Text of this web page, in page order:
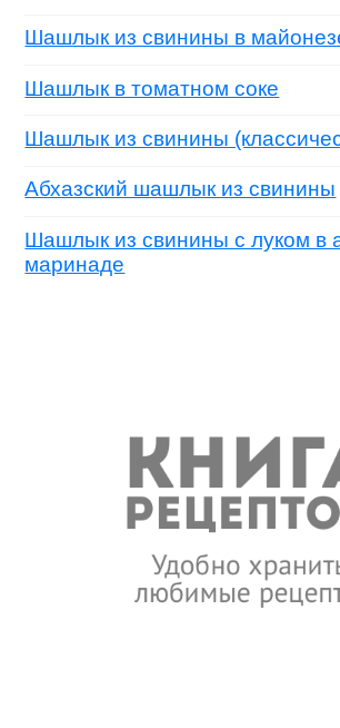
Шашлык из свинины в
Шашлык в томатном соке
Шашлык из свинины
Абхазский шашлык из свинины
Шашлык из свинины с луком в
маринаде